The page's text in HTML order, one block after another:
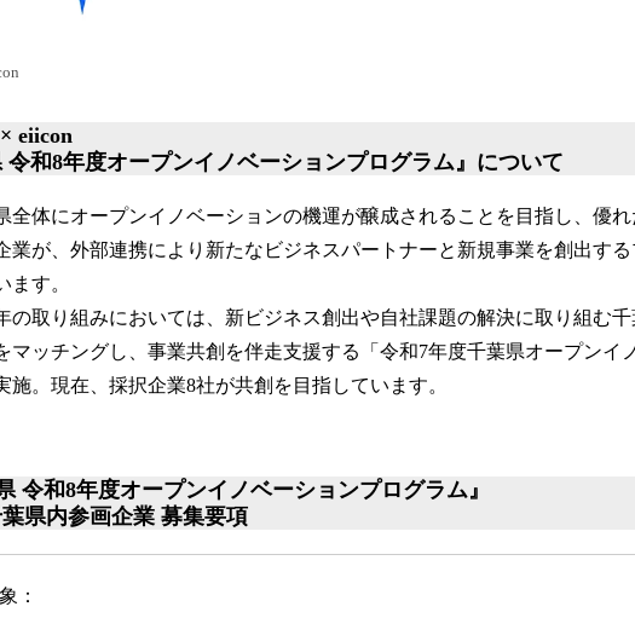
eiicon
令和8年度オープンイノベーションプログラム』について
全体にオープンイノベーションの機運が醸成されることを目指し、優
業が、外部連携により新たなビジネスパートナーと新規事業を創出す
ます。
の取り組みにおいては、新ビジネス創出や自社課題の解決に取り組む
マッチングし、事業共創を伴走支援する「令和7年度千葉県オープンイ
施。現在、採択企業8社が共創を目指しています。
令和8年度オープンイノベーションプログラム』
県内参画企業 募集要項
：